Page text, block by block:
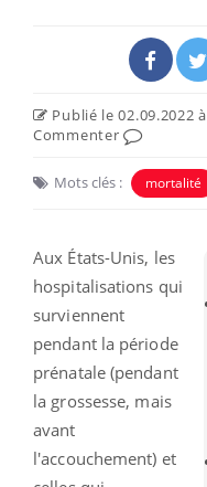
Publié le 02.09.2022
Commenter
Mots clés : mortalité
Aux États-Unis, les
hospitalisations qui
surviennent
pendant la période
prénatale (pendant
la grossesse, mais
avant
l'accouchement) et